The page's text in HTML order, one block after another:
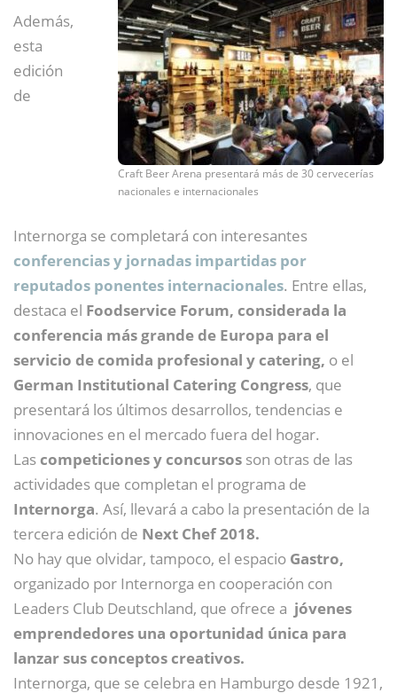
Craft Beer Arena presentará más de 30 cervecerías
nacionales e internacionales
Además,
esta
edición
de
Internorga se completará con interesantes
conferencias y jornadas impartidas por
reputados ponentes internacionales. Entre ellas,
destaca el Foodservice Forum, considerada la
conferencia más grande de Europa para el
servicio de comida profesional y catering, o el
German Institutional Catering Congress, que
presentará los últimos desarrollos, tendencias e
innovaciones en el mercado fuera del hogar.
Lascompeticiones y concursos son otras de las
actividades que completan el programa de
Internorga. Así, llevará a cabo la presentación de la
tercera edición de Next Chef 2018.
No hay que olvidar, tampoco, el espacio Gastro,
organizado por Internorga en cooperación con
Leaders Club Deutschland, que ofrece a jóvenes
emprendedores una oportunidad única para
lanzar sus conceptos creativos.
Internorga, que se celebra en Hamburgo desde 1921,